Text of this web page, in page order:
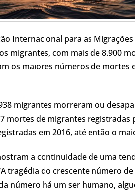
Internacional para as
migrantes, com mais de 8.900
os maiores números de
migrantes morreram ou
mortes de migrantes registradas
em 2016, até então o
a continuidade de uma
tragédia do crescente número
número há um ser humano,